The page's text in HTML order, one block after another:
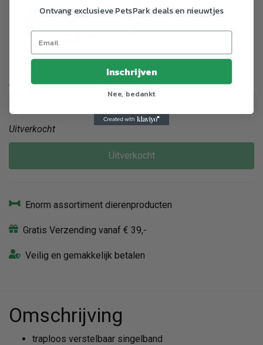
Zwart - S Zwart - XL
S
Aantal
Uitverkocht
Uitverkocht
Enorm assortiment dierenproducten
Gratis Verzending vanaf € 39,-
Veilig en gemakkelijk betalen
Omschrijving
traploos verstelbaar singelband
Ontvang exclusieve PetsPark deals en nieuwtjes
Inschrijven
Nee, bedankt